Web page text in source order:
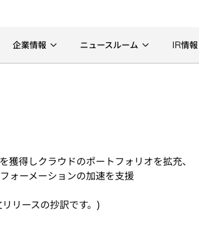
企業情報 ニュースルーム IR情報
得しクラウドのポートフォリオを拡充、
ォーメーションの加速を支援
リースの抄訳です。)